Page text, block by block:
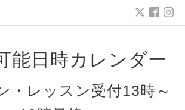
能日時カレンダー
・レッスン受付13時～